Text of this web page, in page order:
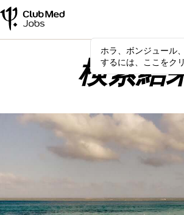
Hola,bonjour,
ホラ、ボンジュール
するには、ここをク
検索結